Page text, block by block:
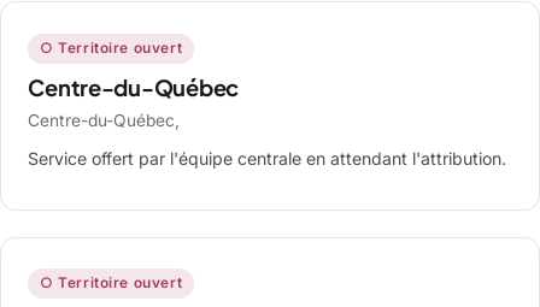
○ Territoire ouvert
Centre-du-Québec
Centre-du-Québec,
Service offert par l'équipe centrale en attendant l'attribution.
○ Territoire ouvert